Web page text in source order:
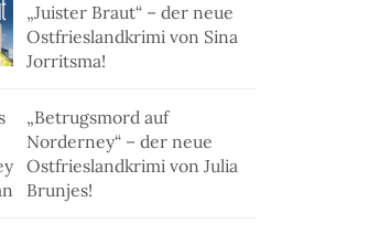
„Juister Braut“ – der neue
Ostfrieslandkrimi von Sina
Jorritsma!
„Betrugsmord auf
Norderney“ – der neue
Ostfrieslandkrimi von Julia
Brunjes!